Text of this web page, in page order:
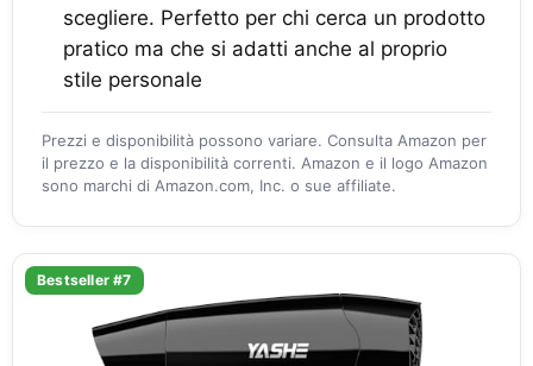
scegliere. Perfetto per chi cerca un prodotto
pratico ma che si adatti anche al proprio
stile personale
Prezzi e disponibilità possono variare. Consulta Amazon per
il prezzo e la disponibilità correnti. Amazon e il logo Amazon
sono marchi di Amazon.com, Inc. o sue affiliate.
Bestseller #7